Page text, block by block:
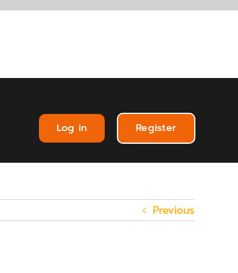
Log in Register
Previous